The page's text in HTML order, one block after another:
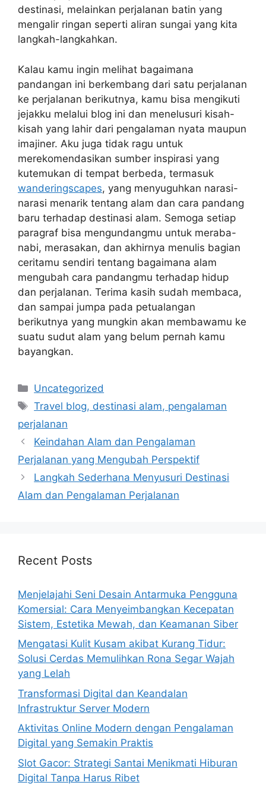
destinasi, melainkan perjalanan batin yang
mengalir ringan seperti aliran sungai yang kita
langkah-langkahkan.
Kalau kamu ingin melihat bagaimana
pandangan ini berkembang dari satu perjalanan
ke perjalanan berikutnya, kamu bisa mengikuti
jejakku melalui blog ini dan menelusuri kisah-
kisah yang lahir dari pengalaman nyata maupun
imajiner. Aku juga tidak ragu untuk
merekomendasikan sumber inspirasi yang
kutemukan di tempat berbeda, termasuk
wanderingscapes, yang menyuguhkan narasi-
narasi menarik tentang alam dan cara pandang
baru terhadap destinasi alam. Semoga setiap
paragraf bisa mengundangmu untuk meraba-
nabi, merasakan, dan akhirnya menulis bagian
ceritamu sendiri tentang bagaimana alam
mengubah cara pandangmu terhadap hidup
dan perjalanan. Terima kasih sudah membaca,
dan sampai jumpa pada petualangan
berikutnya yang mungkin akan membawamu ke
suatu sudut alam yang belum pernah kamu
bayangkan.
Categories
Uncategorized
Tags
Travel blog, destinasi alam, pengalaman
perjalanan
Keindahan Alam dan Pengalaman
Perjalanan yang Mengubah Perspektif
Langkah Sederhana Menyusuri Destinasi
Alam dan Pengalaman Perjalanan
Recent Posts
Menjelajahi Seni Desain Antarmuka Pengguna
Komersial: Cara Menyeimbangkan Kecepatan
Sistem, Estetika Mewah, dan Keamanan Siber
Mengatasi Kulit Kusam akibat Kurang Tidur:
Solusi Cerdas Memulihkan Rona Segar Wajah
yang Lelah
Transformasi Digital dan Keandalan
Infrastruktur Server Modern
Aktivitas Online Modern dengan Pengalaman
Digital yang Semakin Praktis
Slot Gacor: Strategi Santai Menikmati Hiburan
Digital Tanpa Harus Ribet